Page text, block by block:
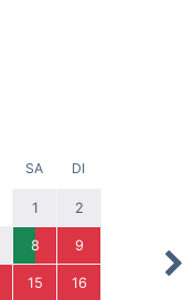
SA DI
1 2
8 9
15 16